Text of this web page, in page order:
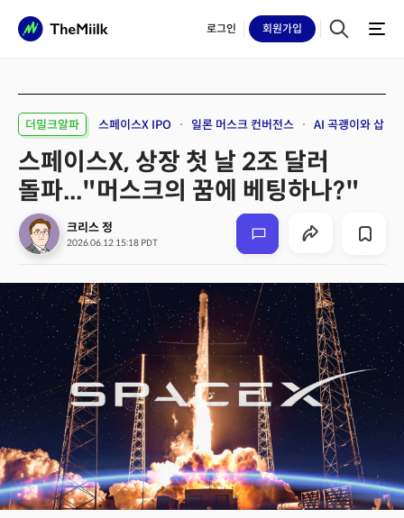
로그인 회원가입
더밀크알파 스페이스X IPO 일론 머스크 컨버전스 AI 곡괭이와 삽
스페이스X, 상장 첫 날 2조 달러
돌파..."머스크의 꿈에 베팅하나?"
크리스 정
2026.06.12 15:18 PDT